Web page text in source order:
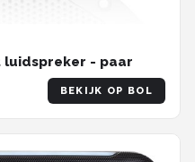
luidspreker - paar
BEKIJK OP BOL